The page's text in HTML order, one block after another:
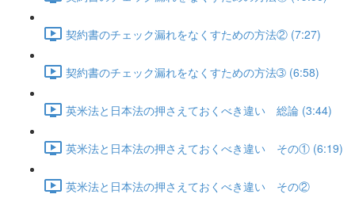
契約書のチェック漏れをなくすための方法② (7:27)
契約書のチェック漏れをなくすための方法➂ (6:58)
英米法と日本法の押さえておくべき違い 総論 (3:44)
英米法と日本法の押さえておくべき違い その① (6:19)
英米法と日本法の押さえておくべき違い その②